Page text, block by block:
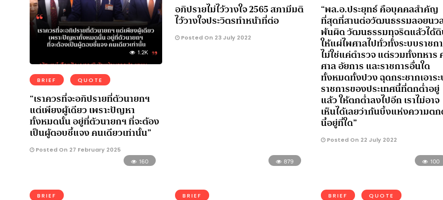
1.2K
BRIEF QUOTE
“เราควรที่จะอภิปรายที่ตัวนายกฯ
แต่เพียงผู้เดียว เพราะปัญหา
ทั้งหมดนั้น อยู่ที่ตัวนายกฯ ที่จะต้อง
เป็นผู้ตอบชี้แจง คนเดียวเท่านั้น”
Posted On 27 February 2025
อภิปรายไม่ไว้วางใจ 2565 สภามีมติ
ไว้วางใจประวิตรทำหน้าที่ต่อ
Posted On 23 July 2022
“พล.อ.ประยุทธ์ คือบุคคลสำคัญ
ที่สุดที่สานต่อวัฒนธรรมลอยนว
พ้นผิด วัฒนธรรมทุจริตแล้วได้
ให้แผ่ไพศาลไปทั่วทั้งระบบราชก
ไม่ใช่แค่ตำรวจ แต่รวมทั้งทหาร
ศาล อัยการ และราชการอื่นใด
ทั้งหมดทั้งปวง ฉุดกระชากเอาร
ราชการของประเทศนี้ที่ตกต่ำอยู่
แล้ว ให้ตกต่ำลงไปอีก เราไม่อาจ
เห็นได้เลยว่าก้นบึ้งแห่งความต
นี้อยู่ที่ใด”
Posted On 22 July 2022
160
BRIEF
879
BRIEF
100
BRIEF QUOTE